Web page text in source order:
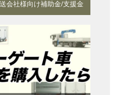
会社様向け補助金/支援金